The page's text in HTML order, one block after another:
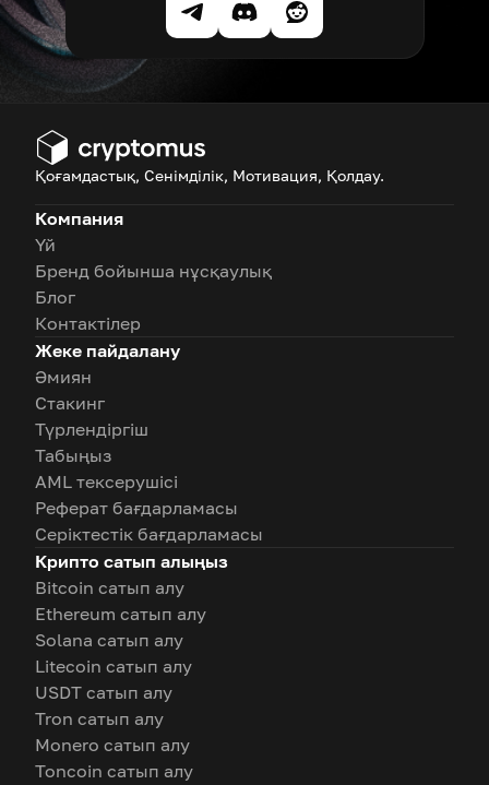
Қоғамдастық, Сенімділік, Мотивация, Қолдау.
Компания
Үй
Бренд бойынша нұсқаулық
Блог
Контактілер
Жеке пайдалану
Әмиян
Стакинг
Түрлендіргіш
Табыңыз
AML тексерушісі
Реферат бағдарламасы
Серіктестік бағдарламасы
Крипто сатып алыңыз
Bitcoin сатып алу
Ethereum сатып алу
Solana сатып алу
Litecoin сатып алу
USDT сатып алу
Tron сатып алу
Monero сатып алу
Toncoin сатып алу